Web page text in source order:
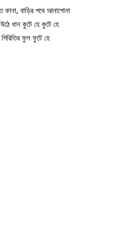
কানা, বাড়ির পথে আনাগোনা
ধান কুটে হে কুটে হে
ফুল ফুটে হে